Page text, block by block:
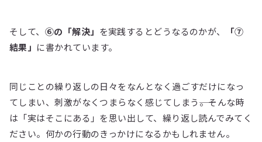
そして、 ⑥の「解決」 を実践するとどうなるのかが、
「⑦
結果」 に書かれています。
同じことの繰り返しの日々をなんとなく過ごすだけになっ
てしまい、刺激がなくつまらなく感じてしまう――。そんな時
は「実はそこにある」を思い出して、繰り返し読んでみてく
ださい。何かの行動のきっかけになるかもしれません。